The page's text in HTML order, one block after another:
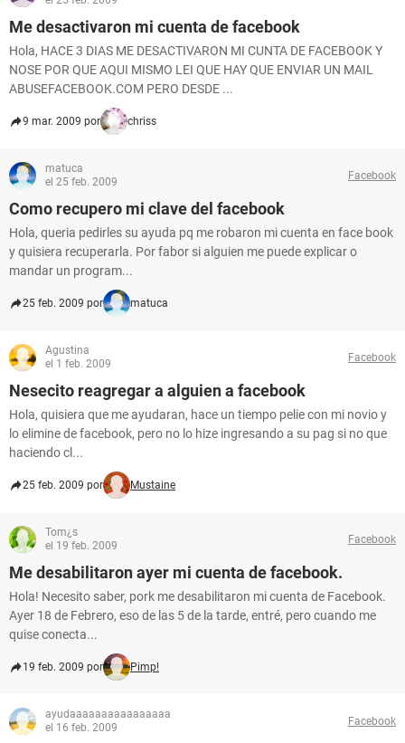
Me desactivaron mi cuenta de facebook
Hola, HACE 3 DIAS ME DESACTIVARON MI CUNTA DE FACEBOOK Y
NOSE POR QUE AQUI MISMO LEI QUE HAY QUE ENVIAR UN MAIL
ABUSEFACEBOOK.COM PERO DESDE ...
9 mar. 2009 por chriss
matuca
el 25 feb. 2009
Facebook
Como recupero mi clave del facebook
Hola, queria pedirles su ayuda pq me robaron mi cuenta en face book
y quisiera recuperarla. Por fabor si alguien me puede explicar o
mandar un program...
25 feb. 2009 por matuca
Agustina
el 1 feb. 2009
Facebook
Nesecito reagregar a alguien a facebook
Hola, quisiera que me ayudaran, hace un tiempo pelie con mi novio y
lo elimine de facebook, pero no lo hize ingresando a su pag si no que
haciendo cl...
25 feb. 2009 por Mustaine
Tom¿s
el 19 feb. 2009
Facebook
Me desabilitaron ayer mi cuenta de facebook.
Hola! Necesito saber, pork me desabilitaron mi cuenta de Facebook.
Ayer 18 de Febrero, eso de las 5 de la tarde, entré, pero cuando me
quise conecta...
19 feb. 2009 por Pimp!
ayudaaaaaaaaaaaaaaaa
el 16 feb. 2009
Facebook